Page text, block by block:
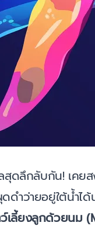
ลสุดลึกลับกัน! เค
ดำว่ายอยู่ใต้น้ำไ
เลี้ยงลูกด้วยนม